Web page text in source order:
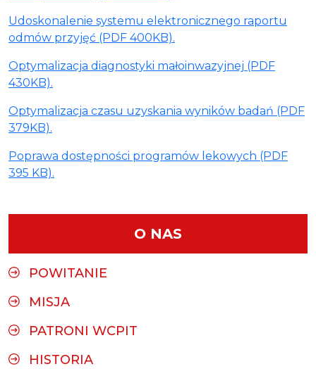
Udoskonalenie systemu elektronicznego raportu
odmów przyjęć (PDF 400KB).
Optymalizacja diagnostyki małoinwazyjnej (PDF
430KB).
Optymalizacja czasu uzyskania wyników badań (PDF
379KB).
Poprawa dostępności programów lekowych (PDF
395 KB).
O NAS
POWITANIE
MISJA
PATRONI WCPIT
HISTORIA